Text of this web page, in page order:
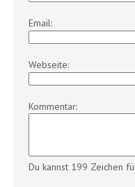
Email:
Webseite:
Kommentar:
Du kannst 199 Zeichen